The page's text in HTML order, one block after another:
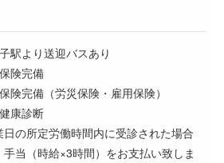
駅より送迎バスあり
険完備
険完備（労災保険・雇用保険）
康診断
日の所定労働時間内に受診された場合
手当（時給×3時間）をお支払い致しま